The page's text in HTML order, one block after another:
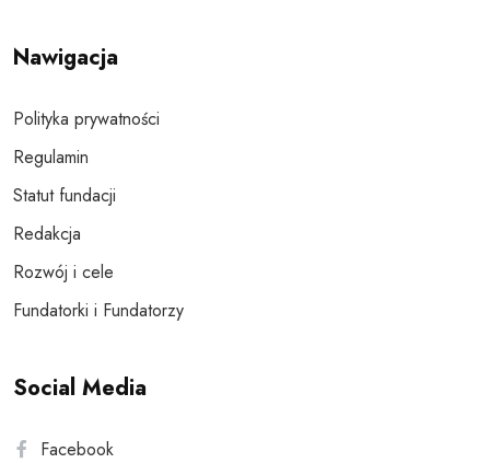
Nawigacja
Polityka prywatności
Regulamin
Statut fundacji
Redakcja
Rozwój i cele
Fundatorki i Fundatorzy
Social Media
Facebook